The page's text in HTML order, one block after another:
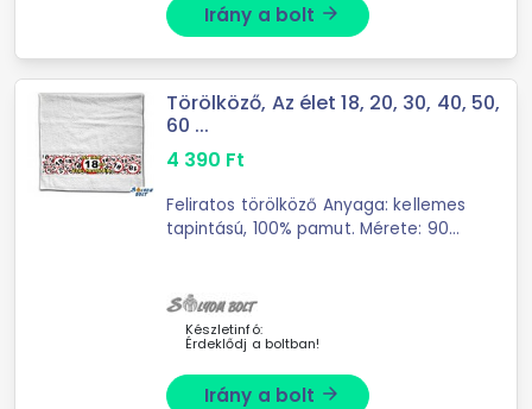
Irány a bolt arrow_forward
Törölköző, Az élet 18, 20, 30, 40, 50,
60 ...
4 390 Ft
Feliratos törölköző Anyaga: kellemes
tapintású, 100% pamut. Mérete: 90
pamutból készült fel
Készletinfó:
Érdeklődj a boltban!
Irány a bolt arrow_forward